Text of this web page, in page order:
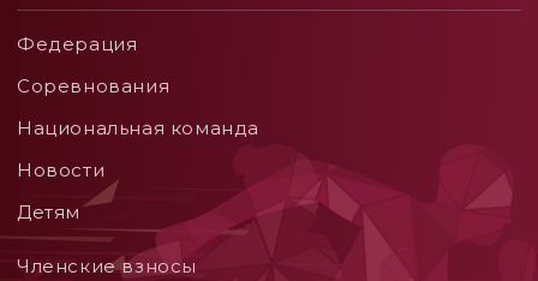
Федерация
Соревнования
Национальная команда
Новости
Детям
Членские взносы